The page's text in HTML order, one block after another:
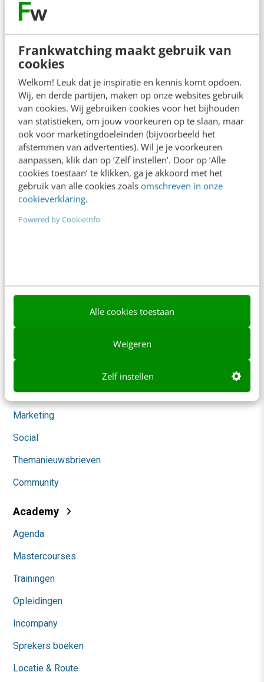
Frankwatching maakt gebruik van
cookies
Welkom! Leuk dat je inspiratie en kennis komt opdoen.
Wij, en derde partijen, maken op onze websites gebruik
van cookies. Wij gebruiken cookies voor het bijhouden
van statistieken, om jouw voorkeuren op te slaan, maar
ook voor marketingdoeleinden (bijvoorbeeld het
afstemmen van advertenties). Wil je je voorkeuren
aanpassen, klik dan op ‘Zelf instellen’. Door op ‘Alle
cookies toestaan’ te klikken, ga je akkoord met het
gebruik van alle cookies zoals omschreven in onze
cookieverklaring.
Powered by CookieInfo
Alle cookies toestaan
Weigeren
Zelf instellen
Contact
redactie@frankwatching.com
+31 30 200 1045
Tarieven
Meer contactopties
Frankwatching
Adverteren
Contact
Whitepapers
Blog
Content & Communicatie
Klantcontact & CX
Marketing
Social
Themanieuwsbrieven
Community
Academy
Agenda
Mastercourses
Trainingen
Opleidingen
Incompany
Sprekers boeken
Locatie & Route